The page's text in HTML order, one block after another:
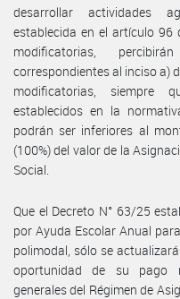
desarrollar actividades
establecida en el artículo 96
modificatorias,
correspondientes al inciso a)
modificatorias, siempre
establecidos en la
podrán ser inferiores al
(100%) del valor de la
Social.
Que el Decreto N° 63/25
por Ayuda Escolar Anual
polimodal, sólo se
oportunidad de su pago
generales del Régimen de